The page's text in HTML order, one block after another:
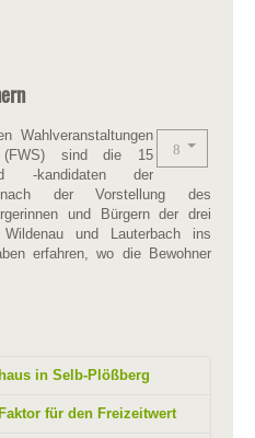
Wahlveranstaltungen
sind die 15
-kandidaten der
nach der Vorstellung des
und Bürgern der drei
und Lauterbach ins
erfahren, wo die Bewohner
in Selb-Plößberg
für den Freizeitwert